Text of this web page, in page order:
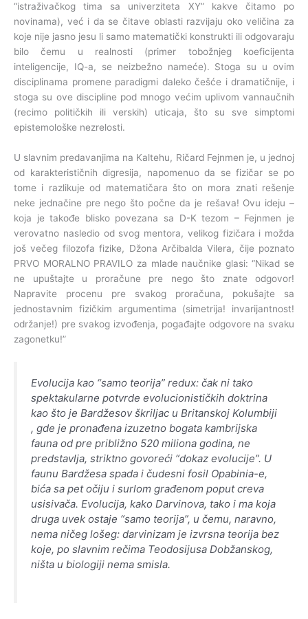
“istraživačkog tima sa univerziteta XY” kakve čitamo po
novinama), već i da se čitave oblasti razvijaju oko veličina za
koje nije jasno jesu li samo matematički konstrukti ili odgovaraju
bilo čemu u realnosti (primer tobožnjeg koeficijenta
inteligencije, IQ-a, se neizbežno nameće). Stoga su u ovim
disciplinama promene paradigmi daleko češće i dramatičnije, i
stoga su ove discipline pod mnogo većim uplivom vannaučnih
(recimo političkih ili verskih) uticaja, što su sve simptomi
epistemološke nezrelosti.
U slavnim predavanjima na Kaltehu, Ričard Fejnmen je, u jednoj
od karakterističnih digresija, napomenuo da se fizičar se po
tome i razlikuje od matematičara što on mora znati rešenje
neke jednačine pre nego što počne da je rešava! Ovu ideju –
koja je takođe blisko povezana sa D-K tezom – Fejnmen je
verovatno nasledio od svog mentora, velikog fizičara i možda
još večeg filozofa fizike, Džona Arčibalda Vilera, čije poznato
PRVO MORALNO PRAVILO za mlade naučnike glasi: “Nikad se
ne upuštajte u proračune pre nego što znate odgovor!
Napravite procenu pre svakog proračuna, pokušajte sa
jednostavnim fizičkim argumentima (simetrija! invarijantnost!
održanje!) pre svakog izvođenja, pogađajte odgovore na svaku
zagonetku!”
Evolucija kao “samo teorija” redux: čak ni tako
spektakularne potvrde evolucionističkih doktrina
kao što je Bardžesov škriljac u Britanskoj Kolumbiji
, gde je pronađena izuzetno bogata kambrijska
fauna od pre približno 520 miliona godina, ne
predstavlja, striktno govoreći “dokaz evolucije”. U
faunu Bardžesa spada i čudesni fosil Opabinia-e,
bića sa pet očiju i surlom građenom poput creva
usisivača. Evolucija, kako Darvinova, tako i ma koja
druga uvek ostaje “samo teorija”, u čemu, naravno,
nema ničeg lošeg: darvinizam je izvrsna teorija bez
koje, po slavnim rečima Teodosijusa Dobžanskog,
ništa u biologiji nema smisla.